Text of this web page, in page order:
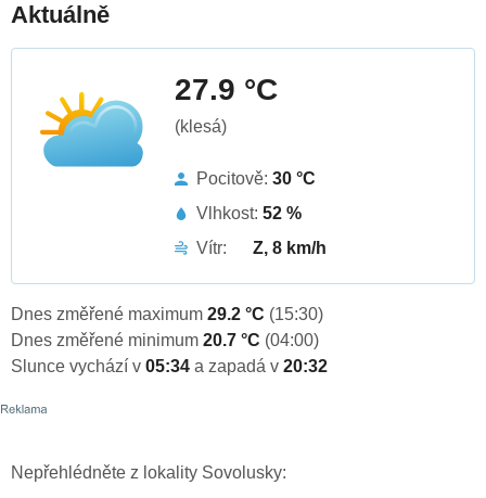
Aktuálně
27.9 °C
(klesá)
Pocitově: 30 °C
Vlhkost: 52 %
Vítr:
Z, 8 km/h
Dnes změřené maximum 29.2 °C (15:30)
Dnes změřené minimum 20.7 °C (04:00)
Slunce vychází v 05:34 a zapadá v 20:32
Nepřehlédněte z lokality Sovolusky: